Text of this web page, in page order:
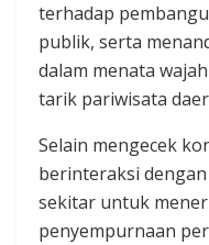
terhadap
publik, serta
dalam menata
tarik pariwisata
Selain mengecek
berinteraksi
sekitar untuk
penyempurnaan